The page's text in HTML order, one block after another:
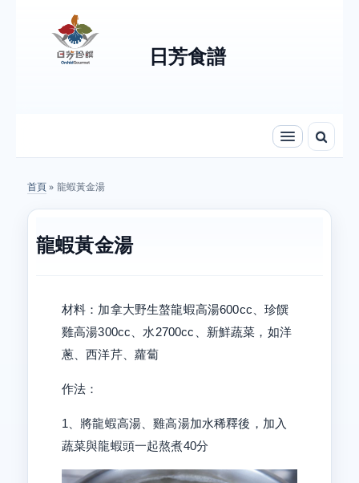
Skip to content
Skip to navigation
日芳食譜
您在這裡
首頁» 龍蝦黃金湯
龍蝦黃金湯
材料：加拿大野生螯龍蝦高湯600cc、珍饌
雞高湯300cc、水2700cc、新鮮蔬菜，如洋
蔥、西洋芹、蘿蔔
作法：
1、將龍蝦高湯、雞高湯加水稀釋後，加入
蔬菜與龍蝦頭一起熬煮40分